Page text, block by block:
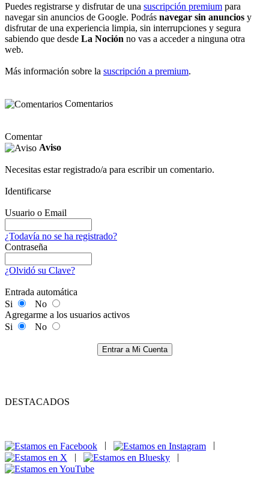
Puedes registrarse y disfrutar de una suscripción premium para
navegar sin anuncios de Google. Podrás navegar sin anuncios y
disfrutar de una experiencia limpia, sin interrupciones y segura
sabiendo que desde La Noción no vas a acceder a ninguna otra
web.
Más información sobre la suscripción a premium.
Comentarios
Comentar
Aviso
Necesitas estar registrado/a para escribir un comentario.
Identificarse
Usuario o Email
¿Todavía no se ha registrado?
Contraseña
¿Olvidó su Clave?
Entrada automática
Si
No
Agregarme a los usuarios activos
Si
No
Entrar a Mi Cuenta
DESTACADOS
|
|